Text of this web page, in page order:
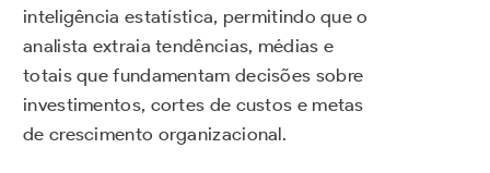
inteligência estatística, permitindo que o
analista extraia tendências, médias e
totais que fundamentam decisões sobre
investimentos, cortes de custos e metas
de crescimento organizacional.